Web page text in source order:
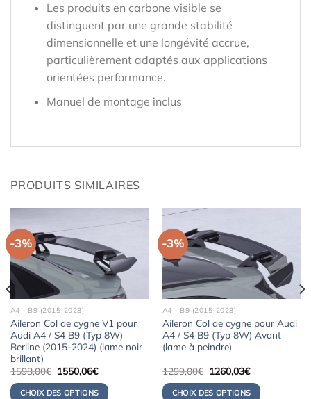
Les produits en carbone visible se
distinguent par une grande stabilité
dimensionnelle et une longévité accrue,
particulièrement adaptés aux applications
orientées performance.
Manuel de montage inclus
PRODUITS SIMILAIRES
-3%
A4 - B9 (2015-2023)
Aileron Col de cygne V1 pour
Audi A4 / S4 B9 (Typ 8W)
Berline (2015-2024) (lame noir
brillant)
1598,00€ Le
prix
initial
1550,06€Le
actuel
CHOIX DES OPTIONS
-3%
A4 - B9 (2015-2023)
Aileron Col de cygne pour Audi
A4 / S4 B9 (Typ 8W) Avant
(lame à peindre)
1299,00€ Le
prix
initial
1260,03€Le
actuel
CHOIX DES OPTIONS